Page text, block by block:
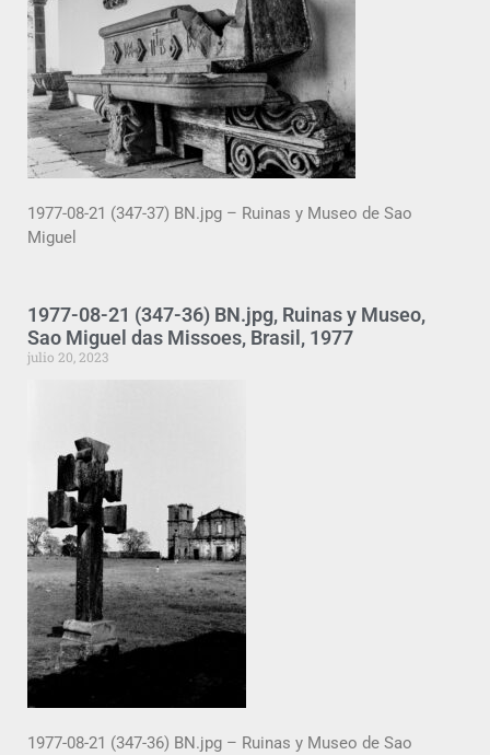
1977-08-21 (347-37) BN.jpg – Ruinas y Museo de Sao
Miguel
1977-08-21 (347-36) BN.jpg, Ruinas y Museo,
Sao Miguel das Missoes, Brasil, 1977
julio 20, 2023
1977-08-21 (347-36) BN.jpg – Ruinas y Museo de Sao